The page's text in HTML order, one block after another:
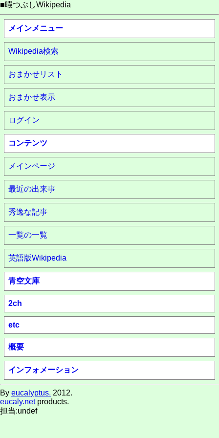
■暇つぶしWikipedia
メインメニュー
Wikipedia検索
おまかせリスト
おまかせ表示
ログイン
コンテンツ
メインページ
最近の出来事
秀逸な記事
一覧の一覧
英語版Wikipedia
青空文庫
2ch
etc
概要
インフォメーション
By eucalyptus. 2012.
eucaly.netproducts.
担当:undef